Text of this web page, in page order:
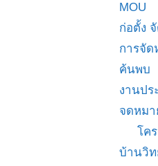
MOU
ก่อตั้ง
การจั
ค้นพบ
งานป
จดหมา
โค
บ้านวิท